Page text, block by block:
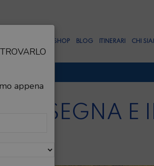
SHOP BLOG ITINERARI CHI
E
appena